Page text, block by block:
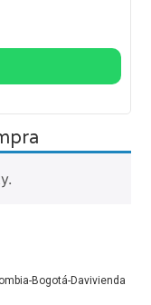
Bogotá-Davivienda